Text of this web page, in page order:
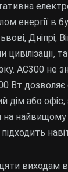
енергії в
Дніпрі,
AC300 не
Вт
дім або
на найвищому
виходам